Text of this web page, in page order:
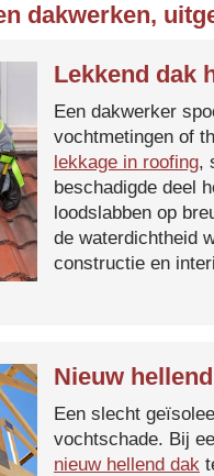
dakwerken,
Lekkend dak
Een dakwerker
vochtmetingen of
lekkage in roofing,
beschadigde deel
loodslabben op
de waterdichtheid
constructie en
Nieuw
Een slecht
vochtschade. Bij
nieuw hellend dak